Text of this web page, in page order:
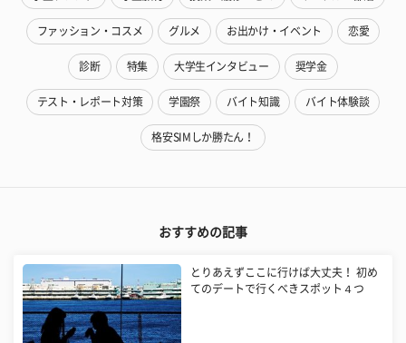
ファッション・コスメ グルメ お出かけ・イベント 恋愛
診断 特集 大学生インタビュー 奨学金
テスト・レポート対策 学園祭 バイト知識 バイト体験談
格安SIMしか勝たん！
おすすめの記事
とりあえずここに行けば大丈夫！ 初め
てのデートで行くべきスポット４つ